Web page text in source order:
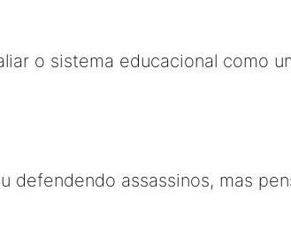
o sistema educacional como
defendendo assassinos, mas